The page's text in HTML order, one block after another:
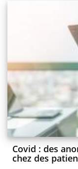
Covid : des
chez des